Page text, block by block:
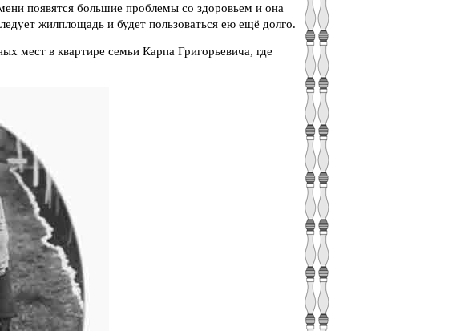
появятся большие проблемы со здоровьем и она
жилплощадь и будет пользоваться ею ещё долго.
мест в квартире семьи Карпа Григорьевича, где